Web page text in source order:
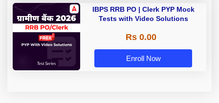
IBPS RRB PO | Clerk PYP Mock
Tests with Video Solutions
Rs 0.00
Enroll Now